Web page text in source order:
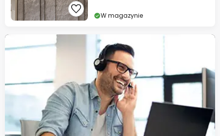
W magazynie